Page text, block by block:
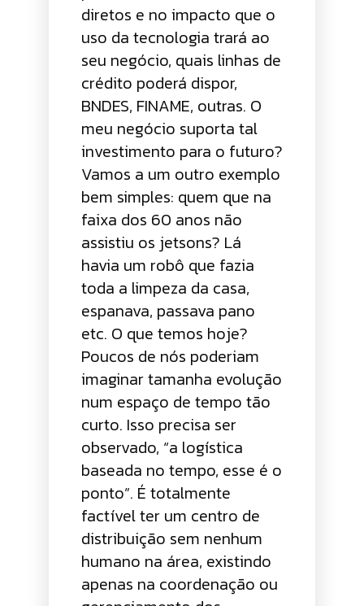
diretos e no impacto que o
uso da tecnologia trará ao
seu negócio, quais linhas de
crédito poderá dispor,
BNDES, FINAME, outras. O
meu negócio suporta tal
investimento para o futuro?
Vamos a um outro exemplo
bem simples: quem que na
faixa dos 60 anos não
assistiu os jetsons? Lá
havia um robô que fazia
toda a limpeza da casa,
espanava, passava pano
etc. O que temos hoje?
Poucos de nós poderiam
imaginar tamanha evolução
num espaço de tempo tão
curto. Isso precisa ser
observado, “a logística
baseada no tempo, esse é o
ponto”. É totalmente
factível ter um centro de
distribuição sem nenhum
humano na área, existindo
apenas na coordenação ou